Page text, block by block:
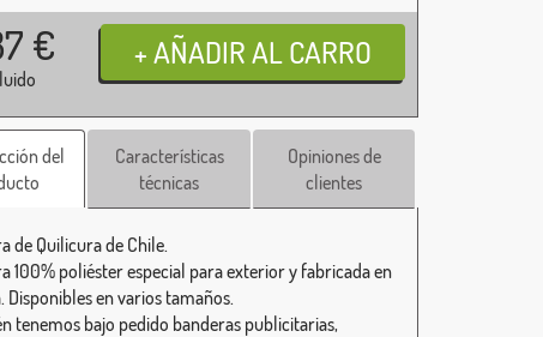
€
del
Características
técnicas
Opiniones de
clientes
de Quilicura de Chile.
100% poliéster especial para exterior y fabricada en
Disponibles en varios tamaños.
tenemos bajo pedido banderas publicitarias,